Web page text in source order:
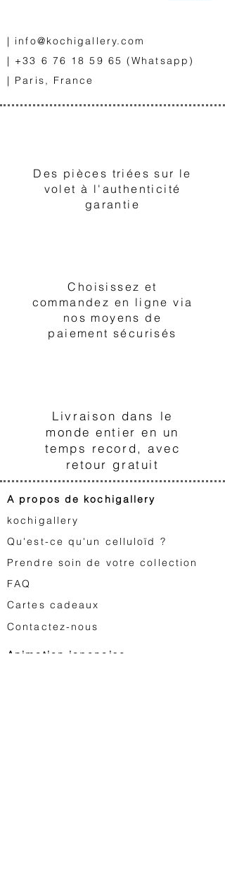
| info@kochigallery.com
| +33 6 76 18 59 65 (Whatsapp)
| Paris, France
Des pièces triées sur le
volet à l'authenticité
garantie
Choisissez et
commandez en ligne via
nos moyens de
paiement sécurisés
Livraison dans le
monde entier en un
temps record, avec
retour gratuit
A propos de kochigallery
kochigallery
Qu'est-ce qu'un celluloïd ?
Prendre soin de votre collection
FAQ
Cartes cadeaux
Contactez-nous
Animation japonaise